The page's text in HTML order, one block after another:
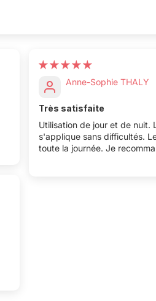
Anne-Sophie THALY
Très satisfaite
Utilisation de jour et de nuit.
s'applique sans difficultés.
toute la journée. Je